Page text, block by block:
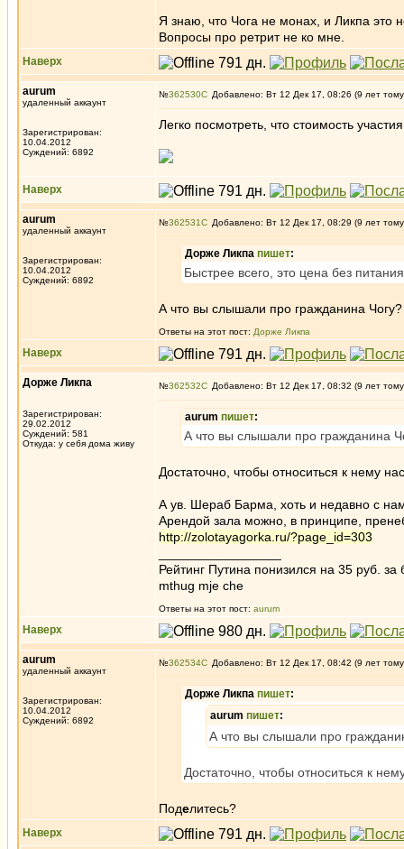
Я знаю, что Чога не монах, и Ликпа это
Вопросы про ретрит не ко мне.
Наверх
aurum
удаленный аккаунт
Зарегистрирован:
10.04.2012
Суждений: 6892
№362530 Добавлено: Вт 12 Дек 17, 08:26 (9 лет
Легко посмотреть, что стоимость
Наверх
aurum
удаленный аккаунт
Зарегистрирован:
10.04.2012
Суждений: 6892
№362531 Добавлено: Вт 12 Дек 17, 08:29 (9 лет
Дорже Ликпа пишет:
Быстрее всего, это цена без
А что вы слышали про гражданина Чогу?
Ответы на этот пост: Дорже Ликпа
Наверх
Дорже Ликпа
Зарегистрирован:
29.02.2012
Суждений: 581
Откуда: у себя дома живу
№362532 Добавлено: Вт 12 Дек 17, 08:32 (9 лет
aurum пишет:
А что вы слышали про гражданина
Достаточно, чтобы относиться к нему
А ув. Шераб Барма, хоть и недавно с
Арендой зала можно, в принципе,
http://zolotayagorka.ru/?page_id=303
Рейтинг Путина понизился на 35 руб. за
mthug mje che
Ответы на этот пост: aurum
Наверх
aurum
удаленный аккаунт
Зарегистрирован:
10.04.2012
Суждений: 6892
№362534 Добавлено: Вт 12 Дек 17, 08:42 (9 лет
Дорже Ликпа пишет:
aurum пишет:
А что вы слышали про
Достаточно, чтобы относиться к
Поделитесь?
Наверх